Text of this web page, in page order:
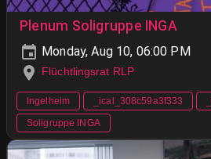
Plenum Soligruppe INGA
Monday, Aug 10, 06:00 PM
Flüchtlingsrat RLP
Ingelheim _ical_308c59a3f333
Soligruppe INGA